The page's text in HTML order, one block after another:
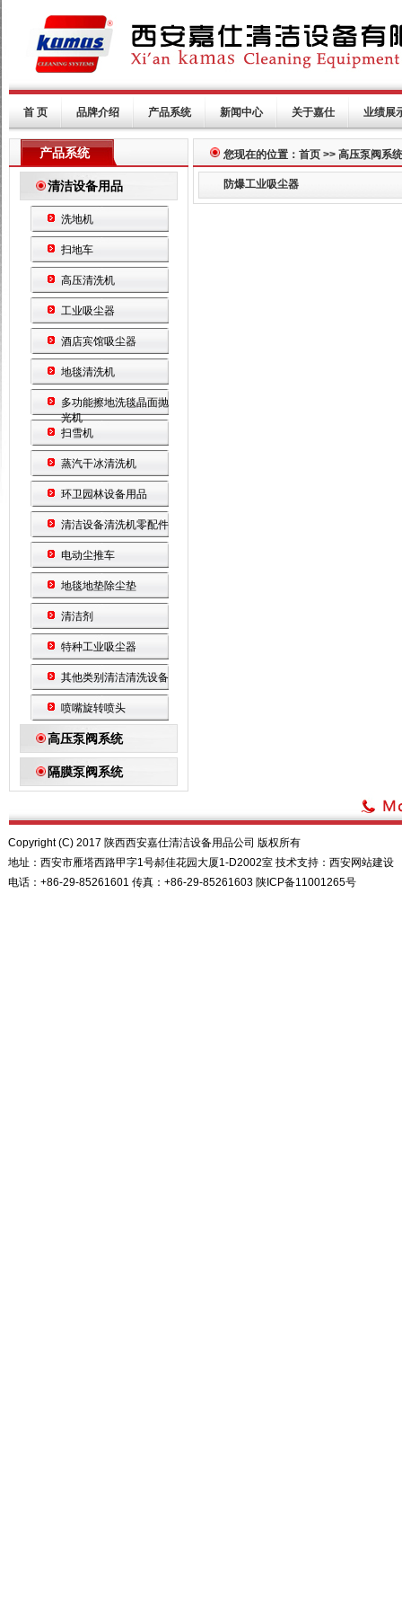
首 页 品牌介绍 产品系统 新闻中心 关于嘉仕 业绩展
产品系统
清洁设备用品
洗地机
扫地车
高压清洗机
工业吸尘器
酒店宾馆吸尘器
地毯清洗机
多功能擦地洗毯晶面抛
光机
扫雪机
蒸汽干冰清洗机
环卫园林设备用品
清洁设备清洗机零配件
电动尘推车
地毯地垫除尘垫
清洁剂
特种工业吸尘器
其他类别清洁清洗设备
喷嘴旋转喷头
高压泵阀系统
隔膜泵阀系统
您现在的位置：首页 >> 高压泵阀
防爆工业吸尘器
Copyright (C) 2017 陕西西安嘉仕清洁设备用品公司 版权所有
地址：西安市雁塔西路甲字1号郝佳花园大厦1-D2002室 技术支持： 西安网站建设
电话：+86-29-85261601 传真：+86-29-85261603 陕ICP备11001265号